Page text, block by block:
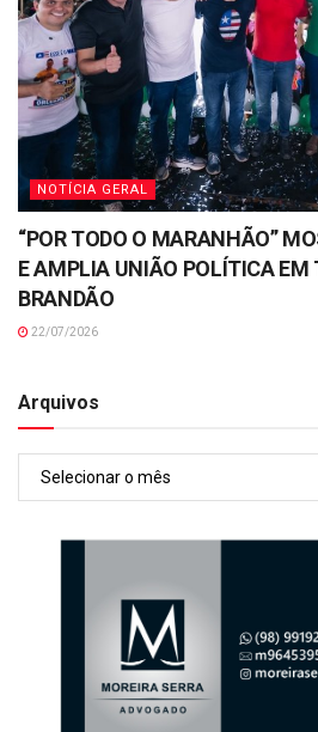
NOTÍCIA GERAL
“POR TODO O MARANHÃO”
E AMPLIA UNIÃO POLÍTICA EM
BRANDÃO
22/07/2026
Arquivos
Arquivos